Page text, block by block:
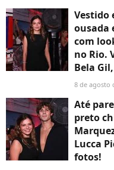
Vestido
ousada
com
no Rio.
Bela
8 de agosto
Até
preto
Lucca
fotos!